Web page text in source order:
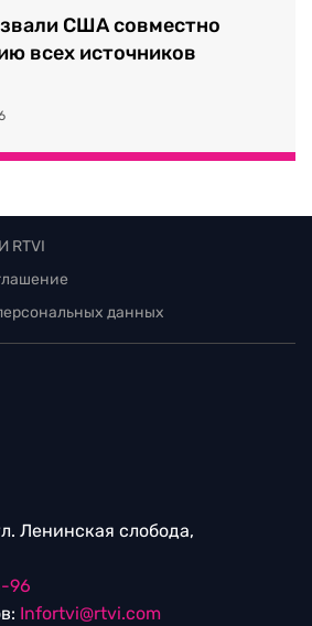
США совместно
всех источников
RTVI
данных
Ленинская слобода,
96
Infortvi@rtvi.com